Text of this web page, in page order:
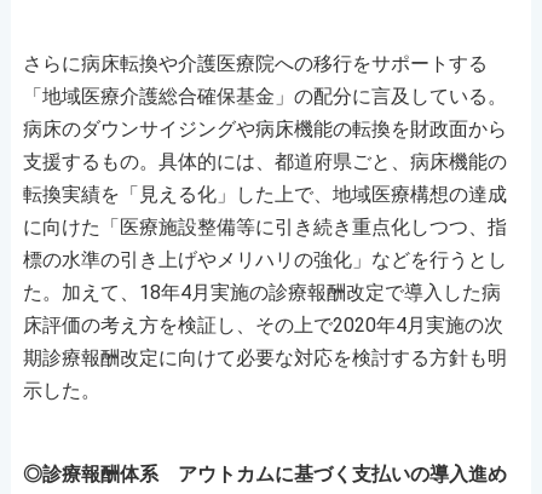
さらに病床転換や介護医療院への移行をサポートする
「地域医療介護総合確保基金」の配分に言及している。
病床のダウンサイジングや病床機能の転換を財政面から
支援するもの。具体的には、都道府県ごと、病床機能の
転換実績を「見える化」した上で、地域医療構想の達成
に向けた「医療施設整備等に引き続き重点化しつつ、指
標の水準の引き上げやメリハリの強化」などを行うとし
た。加えて、18年4月実施の診療報酬改定で導入した病
床評価の考え方を検証し、その上で2020年4月実施の次
期診療報酬改定に向けて必要な対応を検討する方針も明
示した。
◎診療報酬体系 アウトカムに基づく支払いの導入進め